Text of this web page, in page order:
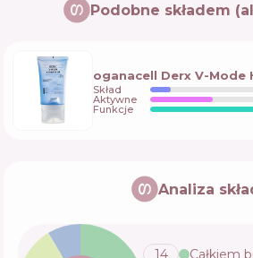
Podobne składem
oganacell Derx V-Mode
Skład
Aktywne
Funkcje
Analiza
14
Całkiem